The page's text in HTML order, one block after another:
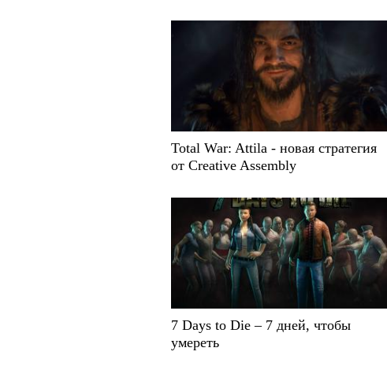
Total War: Attila - новая стратегия
от Creative Assembly
7 Days to Die – 7 дней, чтобы
умереть